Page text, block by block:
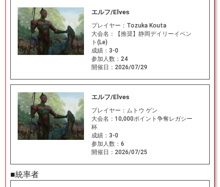
エルフ/Elves
プレイヤー： Tozuka Kouta
大会名：
【推奨】静岡デイリーイベン
ト(Le)
成績： 3-0
参加人数： 24
開催日： 2026/07/29
エルフ/Elves
プレイヤー： ムトウ ゲン
大会名： 10,000ポイント争奪レガシー
杯
成績： 3-0
参加人数： 6
開催日： 2026/07/25
■統率者